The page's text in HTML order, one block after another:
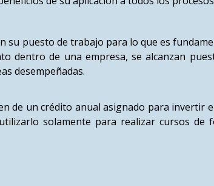
su puesto de trabajo para lo que es
dentro de una empresa, se alcanzan
desempeñadas.
de un crédito anual asignado para invertir
solamente para realizar cursos